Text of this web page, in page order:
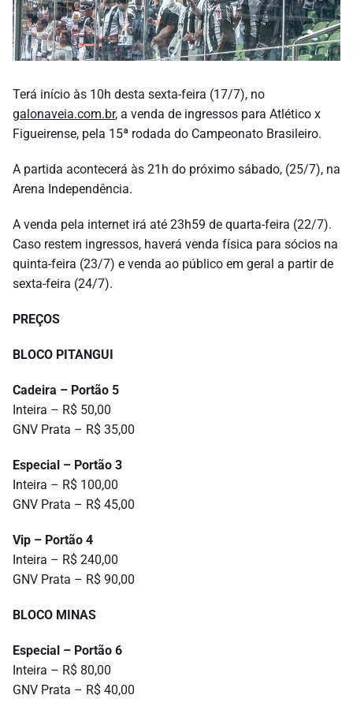
Terá início às 10h desta sexta-feira (17/7), no
galonaveia.com.br, a venda de ingressos para Atlético x
Figueirense, pela 15ª rodada do Campeonato Brasileiro.
A partida acontecerá às 21h do próximo sábado, (25/7), na
Arena Independência.
A venda pela internet irá até 23h59 de quarta-feira (22/7).
Caso restem ingressos, haverá venda física para sócios na
quinta-feira (23/7) e venda ao público em geral a partir de
sexta-feira (24/7).
PREÇOS
BLOCO PITANGUI
Cadeira – Portão 5
Inteira – R$ 50,00
GNV Prata – R$ 35,00
Especial – Portão 3
Inteira – R$ 100,00
GNV Prata – R$ 45,00
Vip – Portão 4
Inteira – R$ 240,00
GNV Prata – R$ 90,00
BLOCO MINAS
Especial – Portão 6
Inteira – R$ 80,00
GNV Prata – R$ 40,00